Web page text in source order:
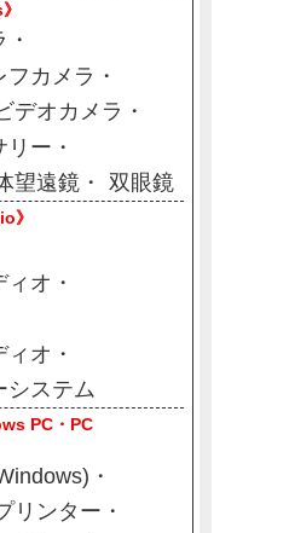
フカメラ
デオカメラ
リー
望遠鏡 双眼鏡
》
ィオ
ィオ
システム
PC・PC
リンター